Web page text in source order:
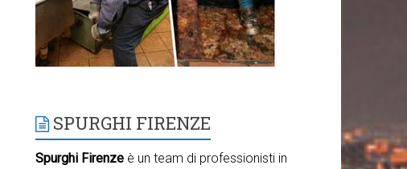
SPURGHI FIRENZE
Spurghi Firenze è un team di professionisti in